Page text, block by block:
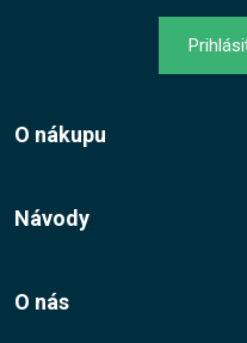
O nákupu
Jak nakupovat?
Návody
O nás